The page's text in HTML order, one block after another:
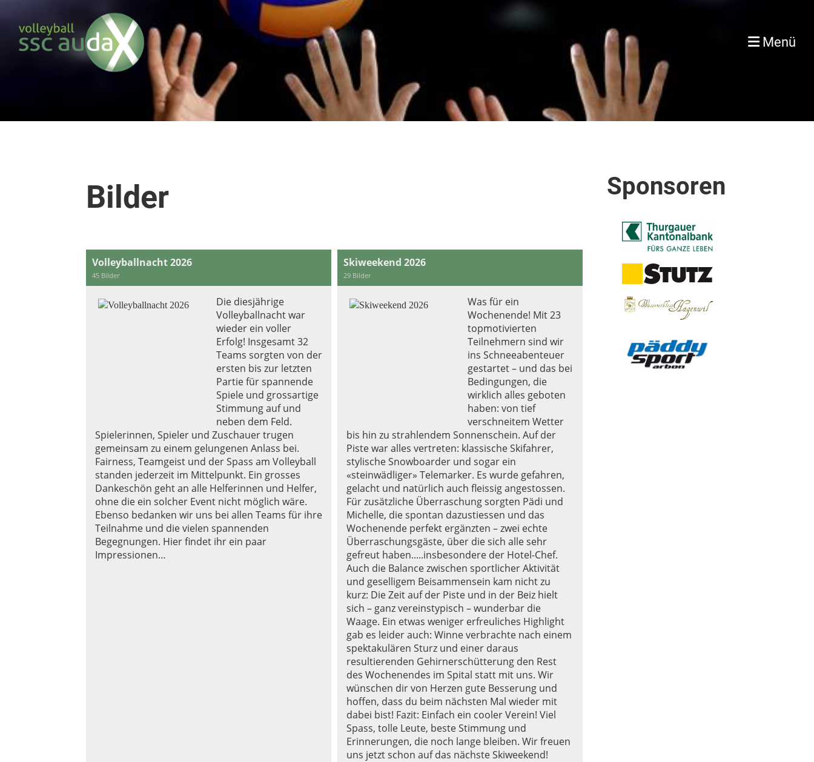
Menü
Bilder
Volleyballnacht 2026
45 Bilder
Die diesjährige
Volleyballnacht war
wieder ein voller
Erfolg! Insgesamt 32
Teams sorgten von der
ersten bis zur letzten
Partie für spannende
Spiele und grossartige
Stimmung auf und
neben dem Feld.
Spielerinnen, Spieler und Zuschauer trugen
gemeinsam zu einem gelungenen Anlass bei.
Fairness, Teamgeist und der Spass am Volleyball
standen jederzeit im Mittelpunkt. Ein grosses
Dankeschön geht an alle Helferinnen und Helfer,
ohne die ein solcher Event nicht möglich wäre.
Ebenso bedanken wir uns bei allen Teams für ihre
Teilnahme und die vielen spannenden
Begegnungen. Hier findet ihr ein paar
Impressionen…
Skiweekend 2026
29 Bilder
Was für ein
Wochenende! Mit 23
topmotivierten
Teilnehmern sind wir
ins Schneeabenteuer
gestartet – und das bei
Bedingungen, die
wirklich alles geboten
haben: von tief
verschneitem Wetter
bis hin zu strahlendem Sonnenschein. Auf der
Piste war alles vertreten: klassische Skifahrer,
stylische Snowboarder und sogar ein
«steinwädliger» Telemarker. Es wurde gefahren,
gelacht und natürlich auch fleissig angestossen.
Für zusätzliche Überraschung sorgten Pädi und
Michelle, die spontan dazustiessen und das
Wochenende perfekt ergänzten – zwei echte
Überraschungsgäste, über die sich alle sehr
gefreut haben.....insbesondere der Hotel-Chef.
Auch die Balance zwischen sportlicher Aktivität
und geselligem Beisammensein kam nicht zu
kurz: Die Zeit auf der Piste und in der Beiz hielt
sich – ganz vereinstypisch – wunderbar die
Waage. Ein etwas weniger erfreuliches Highlight
gab es leider auch: Winne verbrachte nach einem
spektakulären Sturz und einer daraus
resultierenden Gehirnerschütterung den Rest
des Wochenendes im Spital statt mit uns. Wir
wünschen dir von Herzen gute Besserung und
hoffen, dass du beim nächsten Mal wieder mit
dabei bist! Fazit: Einfach ein cooler Verein! Viel
Spass, tolle Leute, beste Stimmung und
Erinnerungen, die noch lange bleiben. Wir freuen
uns jetzt schon auf das nächste Skiweekend!
Sponsoren